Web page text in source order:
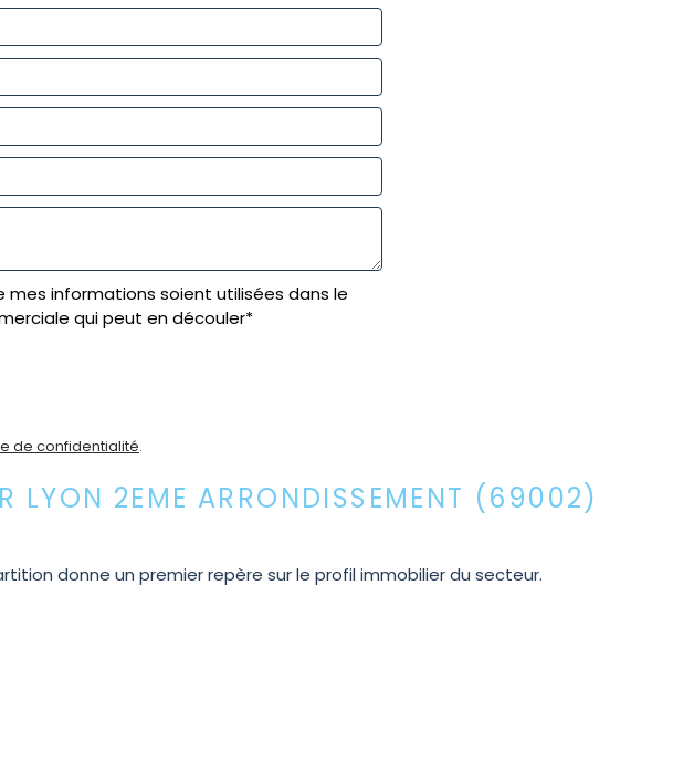
informations soient utilisées dans le
qui peut en découler*
de confidentialité.
LYON 2EME ARRONDISSEMENT (69002)
donne un premier repère sur le profil immobilier du secteur.